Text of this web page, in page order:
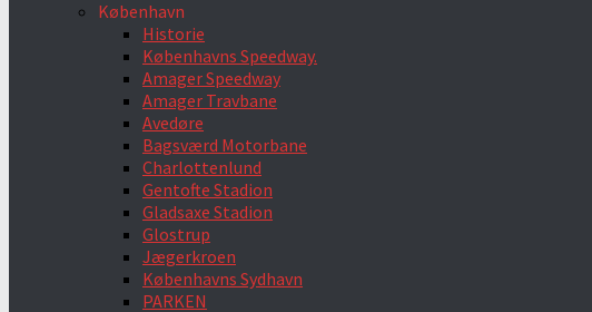
København
Historie
Københavns Speedway.
Amager Speedway
Amager Travbane
Avedøre
Bagsværd Motorbane
Charlottenlund
Gentofte Stadion
Gladsaxe Stadion
Glostrup
Jægerkroen
Københavns Sydhavn
PARKEN